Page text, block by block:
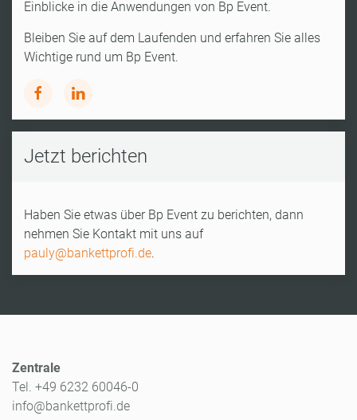
Einblicke in die Anwendungen von Bp Event.
Bleiben Sie auf dem Laufenden und erfahren Sie alles
Wichtige rund um Bp Event.
Jetzt berichten
Haben Sie etwas über Bp Event zu berichten, dann
nehmen Sie Kontakt mit uns auf
pauly@bankettprofi.de.
Zentrale
Tel. +49 6232 60046-0
info@bankettprofi.de